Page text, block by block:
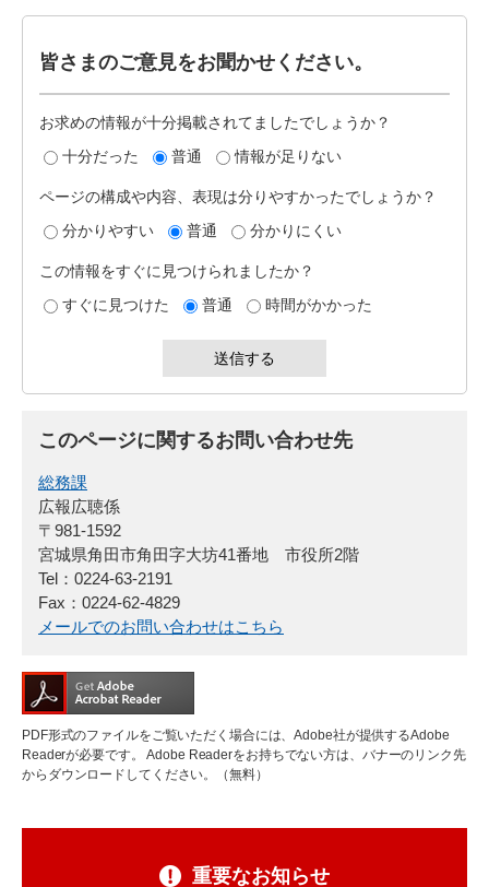
皆さまのご意見をお聞かせください。
お求めの情報が十分掲載されてましたでしょうか？
十分だった
普通 情報が足りない
ページの構成や内容、表現は分りやすかったでしょうか？
分かりやすい
普通 分かりにくい
この情報をすぐに見つけられましたか？
すぐに見つけた
普通 時間がかかった
このページに関するお問い合わせ先
総務課
広報広聴係
〒981-1592
宮城県角田市角田字大坊41番地 市役所2階
Tel：0224-63-2191
Fax：0224-62-4829
メールでのお問い合わせはこちら
PDF形式のファイルをご覧いただく場合には、Adobe社が提供するAdobe
Readerが必要です。
Adobe Readerをお持ちでない方は、バナーのリンク先
からダウンロードしてください。（無料）
重要なお知らせ